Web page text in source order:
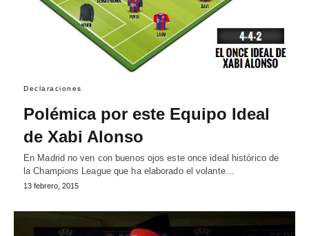
Declaraciones
Polémica por este Equipo Ideal
de Xabi Alonso
En Madrid no ven con buenos ojos este once ideal histórico de
la Champions League que ha elaborado el volante…
13 febrero, 2015